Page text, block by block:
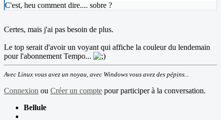
C'est, heu comment dire.... sobre ?
Certes, mais j'ai pas besoin de plus.
Le top serait d'avoir un voyant qui affiche la couleur du lendemain
pour l'abonnement Tempo...
Avec Linux vous avez un noyau, avec Windows vous avez des pépins...
Connexion ou Créer un compte pour participer à la conversation.
Bellule